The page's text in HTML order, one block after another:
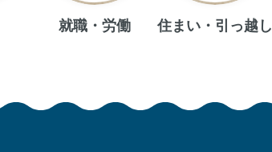
就職・労働 住まい・引っ越し